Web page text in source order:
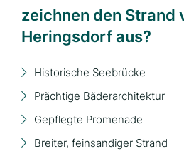
zeichnen den Strand
Heringsdorf aus?
Historische Seebrücke
Prächtige Bäderarchitektur
Gepflegte Promenade
Breiter, feinsandiger Strand